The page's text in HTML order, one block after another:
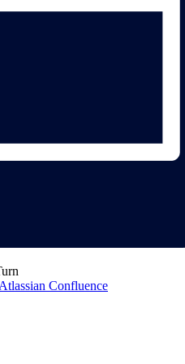
Atlassian Confluence